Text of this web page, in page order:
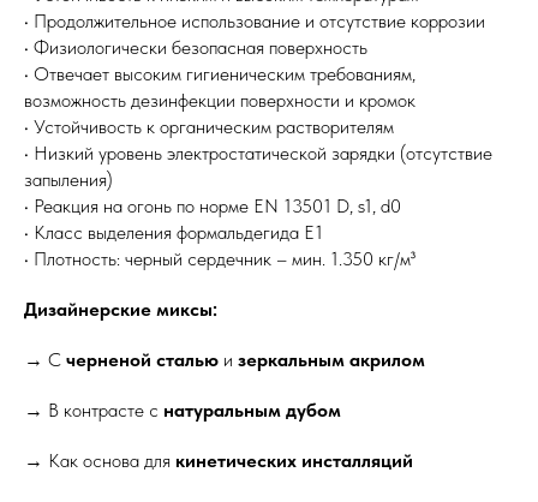
• Продолжительное использование и отсутствие коррозии
• Физиологически безопасная поверхность
• Отвечает высоким гигиеническим требованиям,
возможность дезинфекции поверхности и кромок
• Устойчивость к органическим растворителям
• Низкий уровень электростатической зарядки (отсутствие
запыления)
• Реакция на огонь по норме EN 13501 D, s1, d0
• Класс выделения формальдегида E1
• Плотность: черный сердечник – мин. 1.350 кг/м³
Дизайнерские миксы:
→ С черненой сталью и зеркальным акрилом
→ В контрасте с натуральным дубом
→ Как основа для кинетических инсталляций